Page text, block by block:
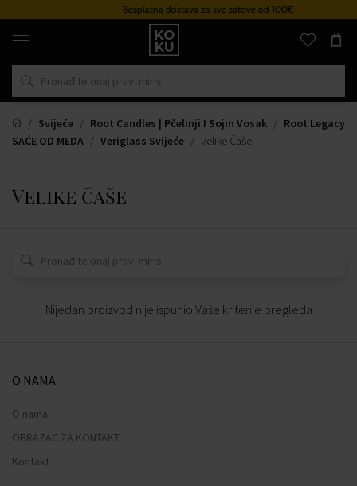
Besplatna dostava za sve satove od 100€
Originalni
parfemi
satovi
na
mjestu
Svijeće
Root Candles | Pčelinji I Sojin Vosak
Root Legacy
SAĆE OD MEDA
Veriglass Svijeće Velike Čaše
Velike čaše
Nijedan proizvod nije ispunio Vaše kriterije pregleda
O NAMA
O nama
OBRAZAC ZA KONTAKT
Kontakt